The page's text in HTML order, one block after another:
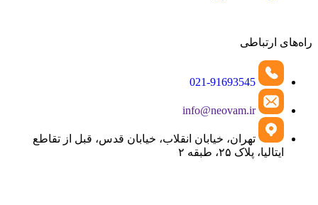
راه‌های ارتباطی
021-91693545
info@neovam.ir
تهران، خیابان انقلاب، خیابان قدس، قبل از تقاطع
ایتالیا، پلاک ۲۵، طبقه ۲